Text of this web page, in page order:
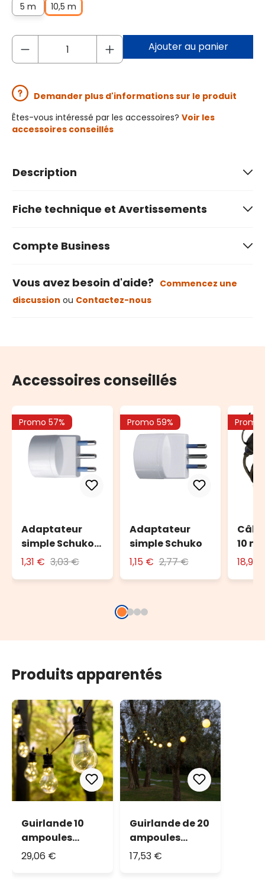
5 m 10,5 m
Ajouter au panier
Demander plus d'informations sur le produit
Êtes-vous intéressé par les accessoires? Voir les
accessoires conseillés
Description
Fiche technique et Avertissements
Compte Business
Vous avez besoin d'aide? Commencez une
discussion ou Contactez-nous
Accessoires conseillés
Promo 57%
Adaptateur
simple Schuko
avec fiche 16A
1,31 € 3,03 €
Promo 59%
Adaptateur
simple Schuko
1,15 € 2,77 €
Promo
10 m
Produits apparentés
Guirlande 10
ampoules
vintage led
29,06 €
Guirlande de 20
ampoules
blanches, led
17,53 €